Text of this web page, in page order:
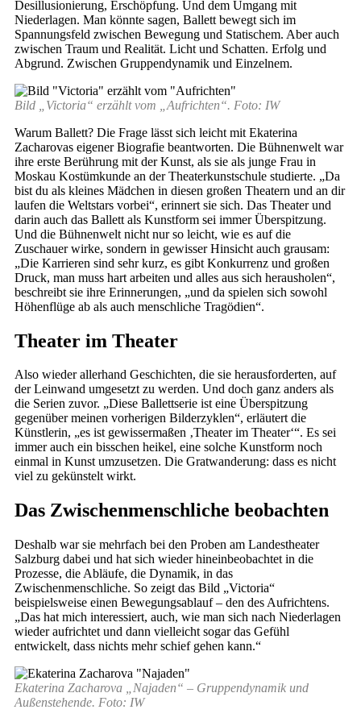
Desillusionierung, Erschöpfung. Und dem Umgang mit
Niederlagen. Man könnte sagen, Ballett bewegt sich im
Spannungsfeld zwischen Bewegung und Statischem. Aber auch
zwischen Traum und Realität. Licht und Schatten. Erfolg und
Abgrund. Zwischen Gruppendynamik und Einzelnem.
Bild „Victoria“ erzählt vom „Aufrichten“. Foto: IW
Warum Ballett? Die Frage lässt sich leicht mit Ekaterina
Zacharovas eigener Biografie beantworten. Die Bühnenwelt war
ihre erste Berührung mit der Kunst, als sie als junge Frau in
Moskau Kostümkunde an der Theaterkunstschule studierte. „Da
bist du als kleines Mädchen in diesen großen Theatern und an dir
laufen die Weltstars vorbei“, erinnert sie sich. Das Theater und
darin auch das Ballett als Kunstform sei immer Überspitzung.
Und die Bühnenwelt nicht nur so leicht, wie es auf die
Zuschauer wirke, sondern in gewisser Hinsicht auch grausam:
„Die Karrieren sind sehr kurz, es gibt Konkurrenz und großen
Druck, man muss hart arbeiten und alles aus sich herausholen“,
beschreibt sie ihre Erinnerungen, „und da spielen sich sowohl
Höhenflüge ab als auch menschliche Tragödien“.
Theater im Theater
Also wieder allerhand Geschichten, die sie herausforderten, auf
der Leinwand umgesetzt zu werden. Und doch ganz anders als
die Serien zuvor. „Diese Ballettserie ist eine Überspitzung
gegenüber meinen vorherigen Bilderzyklen“, erläutert die
Künstlerin, „es ist gewissermaßen ‚Theater im Theater‘“. Es sei
immer auch ein bisschen heikel, eine solche Kunstform noch
einmal in Kunst umzusetzen. Die Gratwanderung: dass es nicht
viel zu gekünstelt wirkt.
Das Zwischenmenschliche beobachten
Deshalb war sie mehrfach bei den Proben am Landestheater
Salzburg dabei und hat sich wieder hineinbeobachtet in die
Prozesse, die Abläufe, die Dynamik, in das
Zwischenmenschliche. So zeigt das Bild „Victoria“
beispielsweise einen Bewegungsablauf – den des Aufrichtens.
„Das hat mich interessiert, auch, wie man sich nach Niederlagen
wieder aufrichtet und dann vielleicht sogar das Gefühl
entwickelt, dass nichts mehr schief gehen kann.“
Ekaterina Zacharova „Najaden“ – Gruppendynamik und
Außenstehende. Foto: IW